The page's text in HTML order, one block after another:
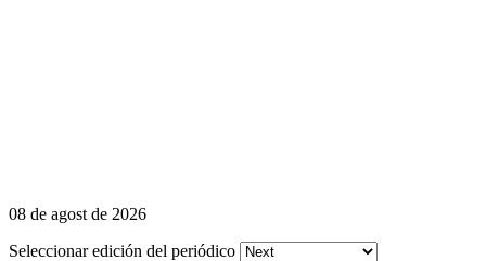
08 de agost de 2026
Seleccionar edición del periódico